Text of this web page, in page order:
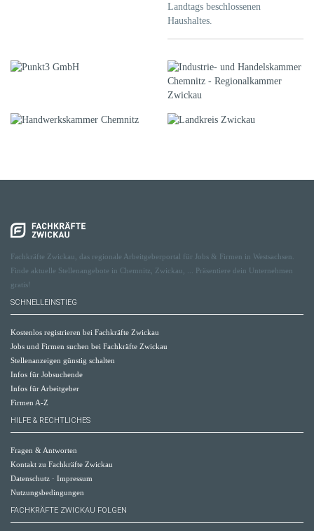
Landtags beschlossenen
Haushaltes.
Fachkräfte Zwickau, das regionale Arbeitgeberportal für Jobs & Firmen in Westsachsen.
Finde aktuelle Stellenangebote in Chemnitz, Zwickau, ... Präsentiere dein Unternehmen
gratis!
SCHNELLEINSTIEG
Kostenlos registrieren bei Fachkräfte Zwickau
Jobs und Firmen suchen bei Fachkräfte Zwickau
Stellenanzeigen günstig schalten
Infos für Jobsuchende
Infos für Arbeitgeber
Firmen A-Z
HILFE & RECHTLICHES
Fragen & Antworten
Kontakt zu Fachkräfte Zwickau
Datenschutz · Impressum
Nutzungsbedingungen
FACHKRÄFTE ZWICKAU FOLGEN